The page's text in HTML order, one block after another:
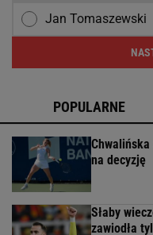
Jan Tomaszewski
POPULARNE
Chwalińska
na decyzję
Słaby
zawiodła